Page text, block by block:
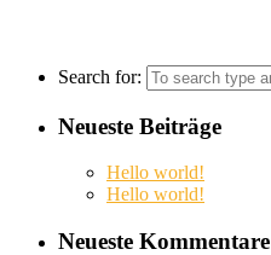
Search for:
Neueste Beiträge
Hello world!
Hello world!
Neueste Kommentare